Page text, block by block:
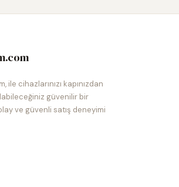
ile cihazlarınızı kapınızdan
güvenilir bir
ve güvenli satış deneyimi